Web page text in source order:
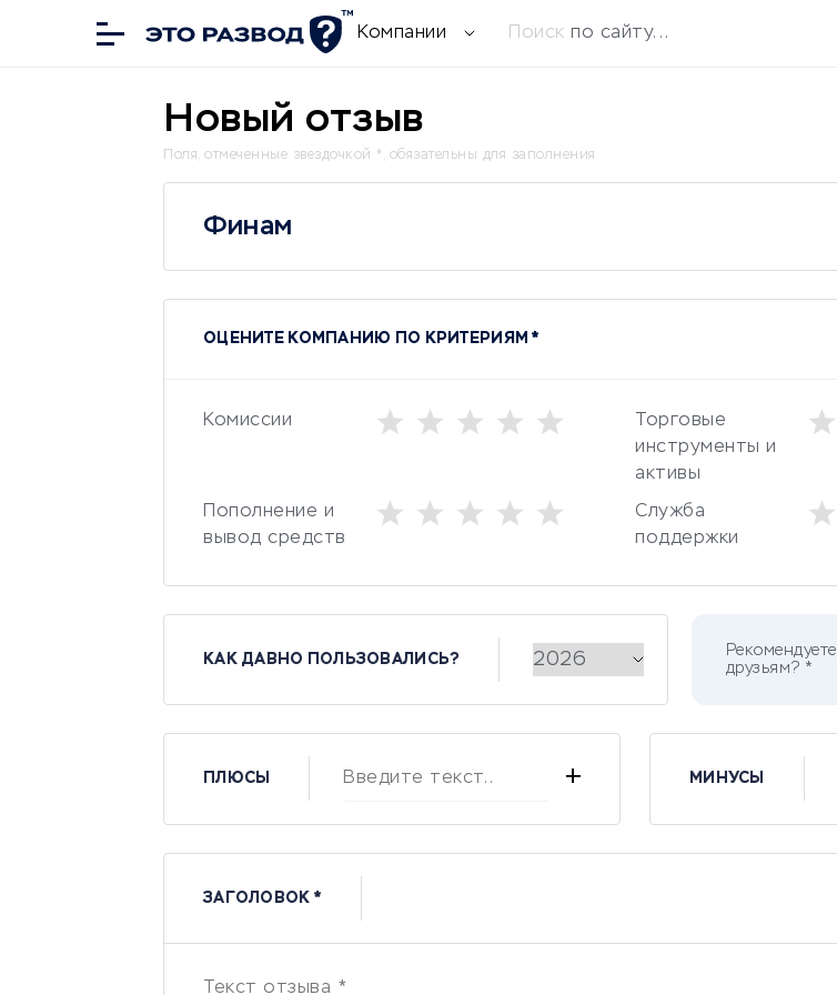
Компании Поиск по сайту...
Новый отзыв
Поля, отмеченные звездочкой *, обязательны для заполнения
Финам
ОЦЕНИТЕ КОМПАНИЮ ПО КРИТЕРИЯМ *
Комиссии
Торговые
инструменты и
активы
Пополнение и
вывод средств
Служба
поддержки
КАК ДАВНО ПОЛЬЗОВАЛИСЬ?
Рекомендуете
друзьям? *
ПЛЮСЫ + МИНУСЫ
ЗАГОЛОВОК *